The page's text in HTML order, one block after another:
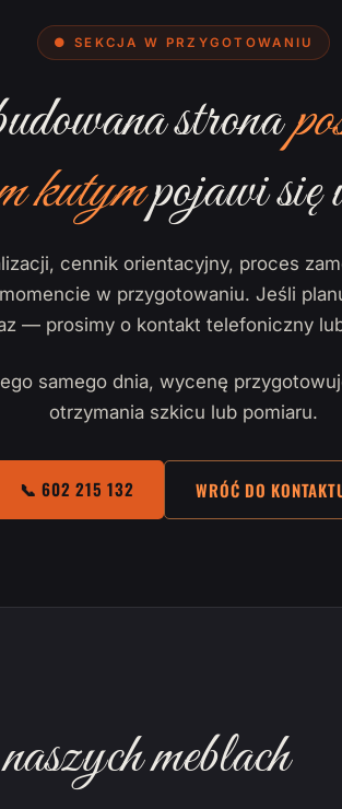
● SEKCJA W PRZYGOTOWANIU
strona
kutympojawi się
cennik orientacyjny, proces
w przygotowaniu. Jeśli
— prosimy o kontakt telefoniczny
samego dnia, wycenę
otrzymania szkicu lub pomiaru.
📞 602 215 132 WRÓĆ DO
meblach